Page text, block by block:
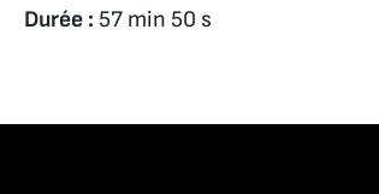
Durée : 57 min 50 s